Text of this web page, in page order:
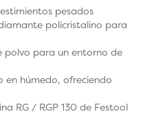
pesados
policristalino para
polvo para un entorno de
en húmedo, ofreciendo
RG / RGP 130 de Festool